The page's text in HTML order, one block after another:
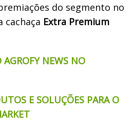
do segmento no
cachaça Extra Premium
NEWS NO
E SOLUÇÕES PARA O